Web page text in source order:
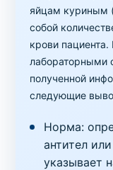
яйцам куриным
собой
крови
лабораторными
полученной
следующие
Норма:
антител
указывает